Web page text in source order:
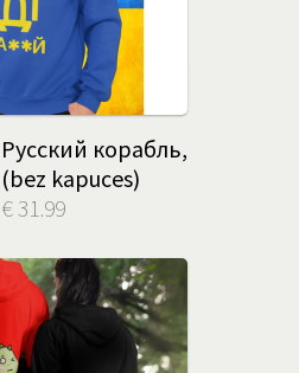
корабль,
kapuces)
€ 31.99